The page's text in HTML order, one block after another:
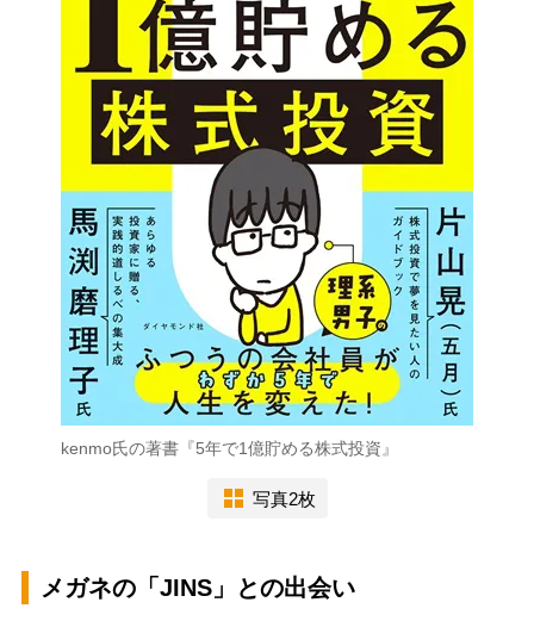
kenmo氏の著書『5年で1億貯める株式投資』
写真2枚
メガネの「JINS」との出会い